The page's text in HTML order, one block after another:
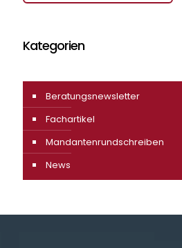
Kategorien
Beratungsnewsletter
Fachartikel
Mandantenrundschreiben
News